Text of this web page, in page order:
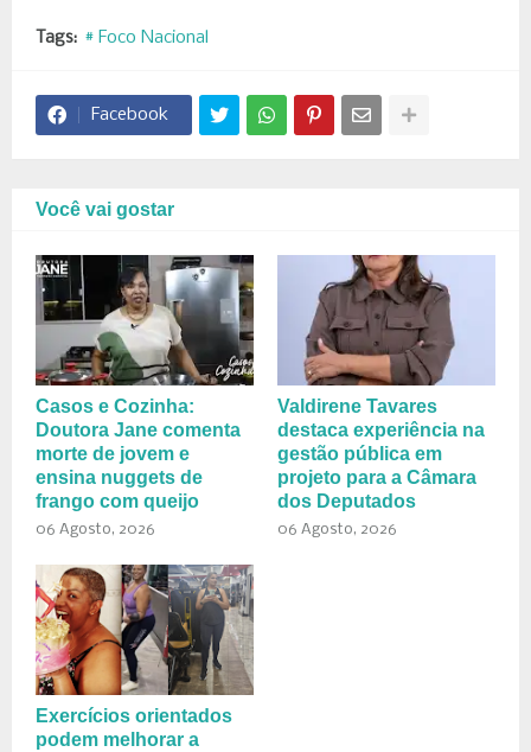
Tags: # Foco Nacional
Facebook
Você vai gostar
Casos e Cozinha:
Doutora Jane comenta
morte de jovem e
ensina nuggets de
frango com queijo
06 Agosto, 2026
Valdirene Tavares
destaca experiência na
gestão pública em
projeto para a Câmara
dos Deputados
06 Agosto, 2026
Exercícios orientados
podem melhorar a